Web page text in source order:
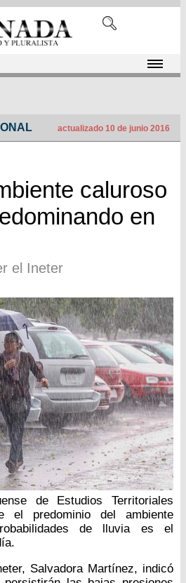
actualizado 10 de junio 2016
caluroso
en
el Ineter
de Estudios Territoriales
el predominio del ambiente
de lluvia es el
Salvadora Martínez, indicó